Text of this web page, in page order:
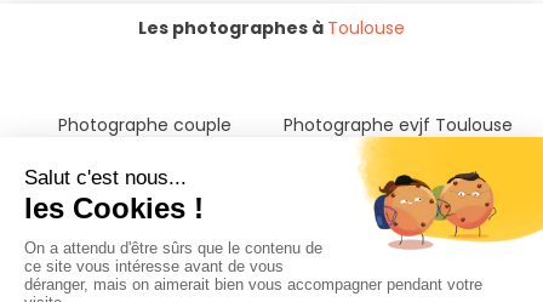
Les photographes à Toulouse
Photographe couple
Photographe evjf Toulouse
Photographe mariage
Toulouse
Photographe grossesse
Toulouse
Photographe naissance bébé